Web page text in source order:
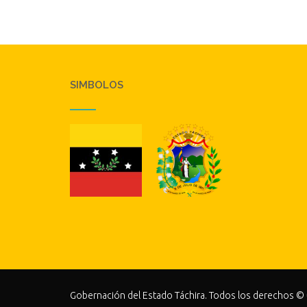
SIMBOLOS
Gobernación del Estado Táchira. Todos los derechos